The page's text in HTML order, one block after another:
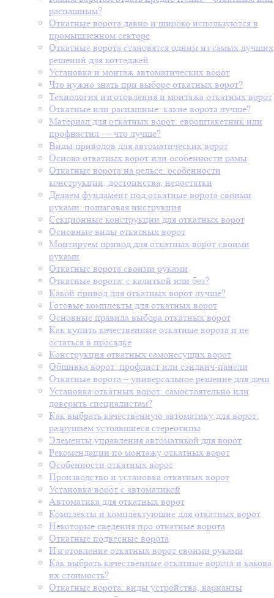
распашным?
Откатные ворота давно и широко используются в
промышленном секторе
Откатные ворота становятся одним из самых лучших
решений для коттеджей
Установка и монтаж автоматических ворот
Что нужно знать при выборе откатных ворот?
Технология изготовления и монтажа откатных ворот
Откатные или распашные: какие ворота лучше?
Материал для откатных ворот: евроштакетник или
профнастил — что лучше?
Виды приводов для автоматических ворот
Основа откатных ворот или особенности рамы
Откатные ворота на рельсе: особенности
конструкции, достоинства, недостатки
Делаем фундамент под откатные ворота своими
руками: пошаговая инструкция
Секционные конструкции для откатных ворот
Основные виды откатных ворот
Монтируем привод для откатных ворот своими
руками
Откатные ворота своими руками
Откатные ворота: с калиткой или без?
Какой привод для откатных ворот лучше?
Готовые комплекты для откатных ворот
Основные правила выбора откатных ворот
Как купить качественные откатные ворота и не
остаться в просадке
Конструкция откатных самонесущих ворот
Обшивка ворот: профлист или сэндвич-панели
Откатные ворота – универсальное решение для дачи
Установка откатных ворот: самостоятельно или
доверить специалистам?
Как выбрать качественную автоматику для ворот:
разрушаем устоявшиеся стереотипы
Элементы управления автоматикой для ворот
Рекомендации по монтажу откатных ворот
Особенности откатных ворот
Производство и установка откатных ворот
Установка ворот с автоматикой
Автоматика для откатных ворот
Комплекты и комплектующие для откатных ворот
Некоторые сведения про откатные ворота
Откатные подвесные ворота
Изготовление откатных ворот своими руками
Как выбрать качественные откатные ворота и какова
их стоимость?
Откатные ворота: виды устройства, варианты